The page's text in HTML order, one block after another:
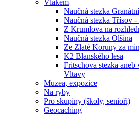
Vlakem
Naučná stezka
Naučná stezka Třísov
Z Krumlova na
Naučná stezka Olšina
Ze Zlaté Koruny za
K2 Blanského lesa
Fritschova stezka aneb
Vltavy
Muzea, expozice
Na ryby
Pro skupiny (školy, senioři)
Geocaching